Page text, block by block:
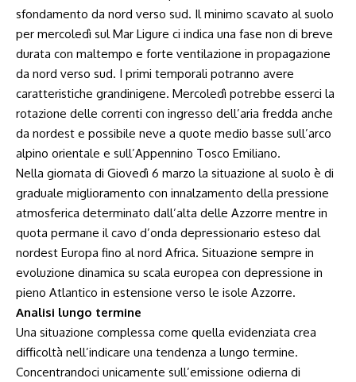
sfondamento da nord verso sud. Il minimo scavato al suolo
per mercoledì sul Mar Ligure ci indica una fase non di breve
durata con maltempo e forte ventilazione in propagazione
da nord verso sud. I primi temporali potranno avere
caratteristiche grandinigene. Mercoledì potrebbe esserci la
rotazione delle correnti con ingresso dell’aria fredda anche
da nordest e possibile neve a quote medio basse sull’arco
alpino orientale e sull’Appennino Tosco Emiliano.
Nella giornata di Giovedì 6 marzo la situazione al suolo è di
graduale miglioramento con innalzamento della pressione
atmosferica determinato dall’alta delle Azzorre mentre in
quota permane il cavo d’onda depressionario esteso dal
nordest Europa fino al nord Africa. Situazione sempre in
evoluzione dinamica su scala europea con depressione in
pieno Atlantico in estensione verso le isole Azzorre.
Analisi lungo termine
Una situazione complessa come quella evidenziata crea
difficoltà nell’indicare una tendenza a lungo termine.
Concentrandoci unicamente sull’emissione odierna di